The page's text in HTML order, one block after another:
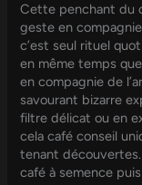
Cette penchant du
geste en
c’est seul rituel
en même temps
en compagnie de
savourant bizarre
filtre délicat ou en
cela café conseil
tenant
café à semence